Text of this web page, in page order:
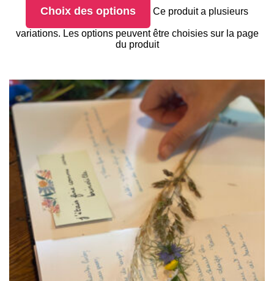
Choix des options Ce produit a plusieurs
variations. Les options peuvent être choisies sur la page
du produit